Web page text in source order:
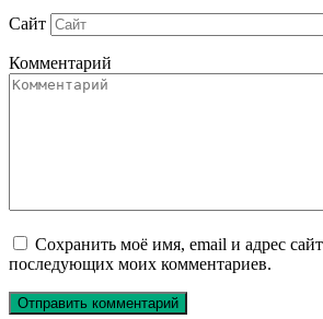
Сайт
Комментарий
Сохранить моё имя, email и адрес
последующих моих комментариев.